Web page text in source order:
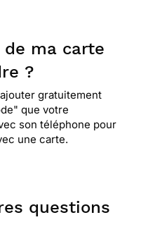
ma carte
?
gratuitement
que votre
son téléphone pour
une carte.
questions